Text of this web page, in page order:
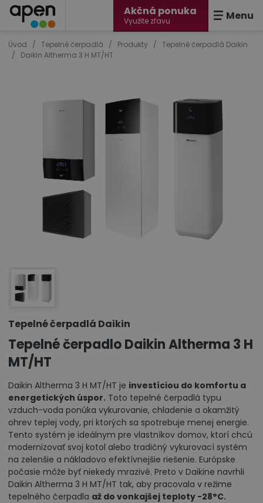
Akčná ponuka
Využite zľavu Menu
Úvod / Tepelné čerpadlá / Produkty / Tepelné čerpadlá Daikin
/
Daikin Altherma 3 H MT/HT
Tepelné čerpadlá Daikin
Tepelné čerpadlo Daikin Altherma 3 H
MT/HT
Daikin Altherma 3 H MT/HT je investíciou do komfortu a
energetických úspor. Toto tepelné čerpadlá typu
vzduch-voda ponúka vykurovanie, chladenie a okamžitý
ohrev teplej vody, pri ktorých sa spotrebuje menej energie.
Tento systém je ideálnym pre vlastníkov domov, ktorí chcú
modernizovať svoj kotol alebo tradičný vykurovací systém
na zelenšie a nákladovo efektívnejšie riešenie. Európske
počasie môže byť niekedy mrazivé. Preto v Daikine navrhli
Daikin Altherma 3 H MT/HT tak, aby pracovala v režime
tepelného čerpadla až do vonkajšej teploty -28°C.